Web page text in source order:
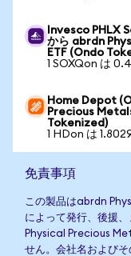
Invesco PHLX
から abrdn
ETF (Ondo
1 SOXQon は
Home Depot
Precious
Tokenized)
1 HDon は
免責事項
この製品はabrdn
によって発行、後援
Physical Precious
せん。会社名および